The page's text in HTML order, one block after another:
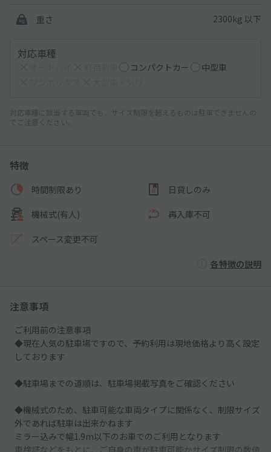
重さ 2300kg 以下
対応車種
コンパクトカー
中型車
対応車種に該当する車両でも、サイズ制限を超えるものは駐車できませんの
でご注意ください。
特徴
時間制限あり 日貸しのみ
機械式(有人) 再入庫不可
スペース変更不可
各特徴の説明
注意事項
ご利用前の注意事項
◆現在人気の駐車場ですので、予約利用は現地価格より高く設定
しております
◆駐車場までの道順は、駐車場掲載写真をご確認ください
◆機械式のため、駐車可能な車両タイプに関係なく、制限サイズ
外であれば駐車は出来かねます
ミラー込みで幅1.9m以下のお車でのご利用となります
車検証などをもとに、ご自身の車が駐車可能かサイズ制限の数値